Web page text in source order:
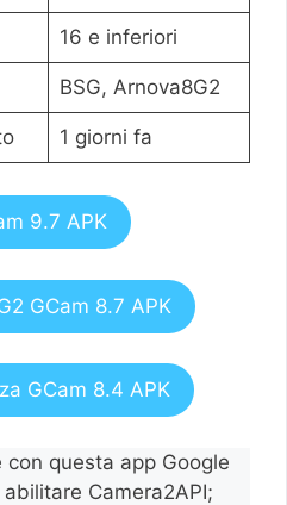
16 e inferiori
BSG, Arnova8G2
1 giorni fa
9.7 APK
GCam 8.7 APK
GCam 8.4 APK
con questa app Google
Camera2API;